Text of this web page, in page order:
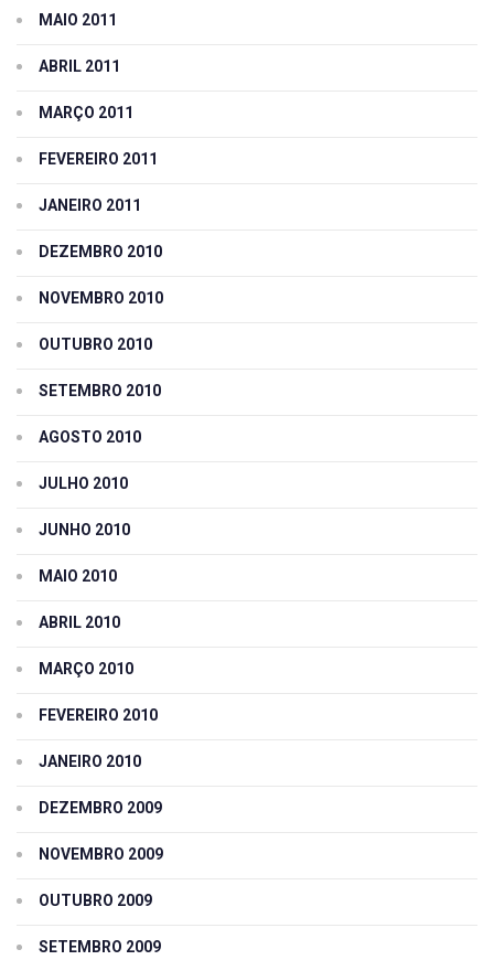
MAIO 2011
ABRIL 2011
MARÇO 2011
FEVEREIRO 2011
JANEIRO 2011
DEZEMBRO 2010
NOVEMBRO 2010
OUTUBRO 2010
SETEMBRO 2010
AGOSTO 2010
JULHO 2010
JUNHO 2010
MAIO 2010
ABRIL 2010
MARÇO 2010
FEVEREIRO 2010
JANEIRO 2010
DEZEMBRO 2009
NOVEMBRO 2009
OUTUBRO 2009
SETEMBRO 2009